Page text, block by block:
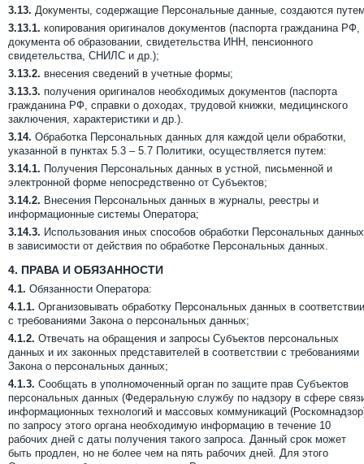
3.13. Документы, содержащие Персональные данные, создаются
3.13.1. копирования оригиналов документов (паспорта гражданина РФ,
документа об образовании, свидетельства ИНН, пенсионного
свидетельства, СНИЛС и др.);
3.13.2. внесения сведений в учетные формы;
3.13.3. получения оригиналов необходимых документов (паспорта
гражданина РФ, справки о доходах, трудовой книжки, медицинского
заключения, характеристики и др.).
3.14. Обработка Персональных данных для каждой цели обработки,
указанной в пунктах 5.3 – 5.7 Политики, осуществляется путем:
3.14.1. Получения Персональных данных в устной, письменной и
электронной форме непосредственно от Субъектов;
3.14.2. Внесения Персональных данных в журналы, реестры и
информационные системы Оператора;
3.14.3. Использования иных способов обработки Персональных данных
в зависимости от действия по обработке Персональных данных.
4. ПРАВА И ОБЯЗАННОСТИ
4.1. Обязанности Оператора:
4.1.1. Организовывать обработку Персональных данных в соответствии
с требованиями Закона о персональных данных;
4.1.2. Отвечать на обращения и запросы Субъектов персональных
данных и их законных представителей в соответствии с требованиями
Закона о персональных данных;
4.1.3. Сообщать в уполномоченный орган по защите прав Субъектов
персональных данных (Федеральную службу по надзору в сфере
информационных технологий и массовых коммуникаций
по запросу этого органа необходимую информацию в течение 10
рабочих дней с даты получения такого запроса. Данный срок может
быть продлен, но не более чем на пять рабочих дней. Для этого